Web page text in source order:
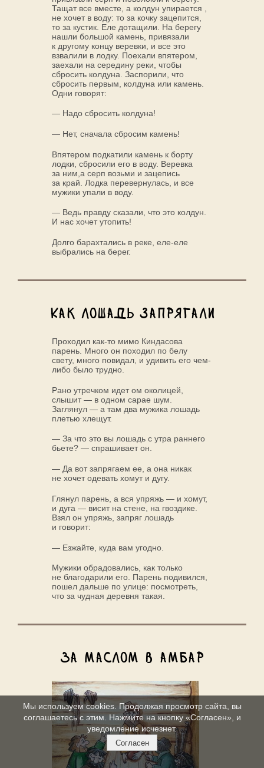
Тащат все вместе, а колдун упирается ,
не хочет в воду: то за кочку зацепится,
то за кустик. Еле дотащили. На берегу
нашли большой камень, привязали
к другому концу веревки, и все это
взвалили в лодку. Поехали впятером,
заехали на середину реки, чтобы
сбросить колдуна. Заспорили, что
сбросить первым, колдуна или камень.
Одни говорят:
— Надо сбросить колдуна!
— Нет, сначала сбросим камень!
Впятером подкатили камень к борту
лодки, сбросили его в воду. Веревка
за ним,а серп возьми и зацепись
за край. Лодка перевернулась, и все
мужики упали в воду.
— Ведь правду сказали, что это колдун.
И нас хочет утопить!
Долго барахтались в реке, еле-еле
выбрались на берег.
Как лошадь запрягали
Проходил как-то мимо Киндасова
парень. Много он походил по белу
свету, много повидал, и удивить его чем-
либо было трудно.
Рано утречком идет ом околицей,
слышит — в одном сарае шум.
Заглянул — а там два мужика лошадь
плетью хлещут.
— За что это вы лошадь с утра раннего
бьете? — спрашивает он.
— Да вот запрягаем ее, а она никак
не хочет одевать хомут и дугу.
Глянул парень, а вся упряжь — и хомут,
и дуга — висит на стене, на гвоздике.
Взял он упряжь, запряг лошадь
и говорит:
— Езжайте, куда вам угодно.
Мужики обрадовались, как только
не благодарили его. Парень подивился,
пошел дальше по улице: посмотреть,
что за чудная деревня такая.
За маслом в амбар
Мы используем cookies. Продолжая просмотр сайта, вы
соглашаетесь с этим. Нажмите на кнопку «Согласен», и
уведомление исчезнет.
Согласен